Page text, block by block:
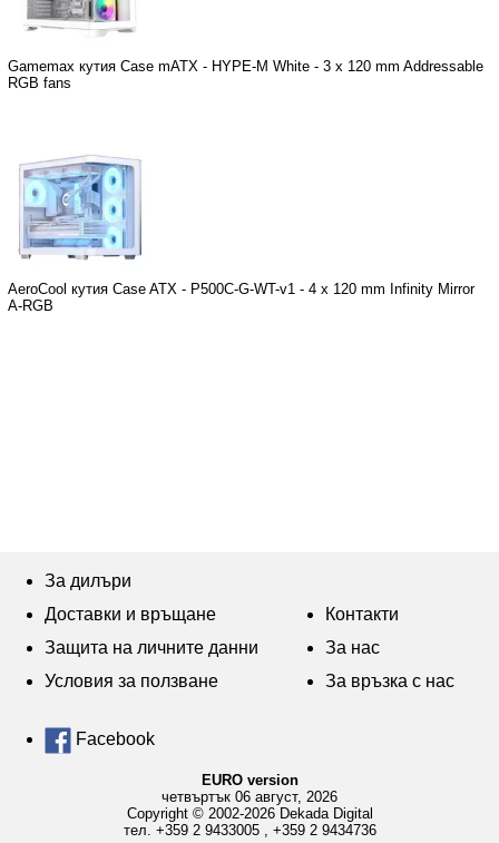
Gamemax кутия Case mATX - HYPE-M White - 3 x 120 mm Addressable
RGB fans
AeroCool кутия Case ATX - P500C-G-WT-v1 - 4 x 120 mm Infinity Mirror
A-RGB
За дилъри
Доставки и връщане
Защита на личните данни
Условия за ползване
Контакти
За нас
За връзка с нас
Facebook
EURO version
четвъртък 06 август, 2026
Copyright © 2002-2026 Dekada Digital
тел. +359 2 9433005, +359 2 9434736